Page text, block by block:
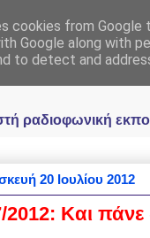
ραδιοφωνική
20 Ιουλίου 2012
2012: Kαι πάνε
cookies from Google
Google along with
to detect and